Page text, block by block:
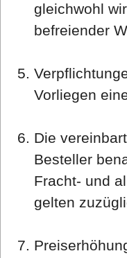
gleichwohl
befreiender
Vorliegen
Die
Besteller
Fracht- und
gelten